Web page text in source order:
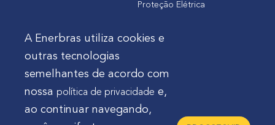
Proteção Elétrica
Cliente
Onde comprar produtos
Quero Enerbras na minha loja
A Enerbras utiliza cookies e
outras tecnologias
semelhantes de acordo com
nossa política de privacidade e,
ao continuar navegando,